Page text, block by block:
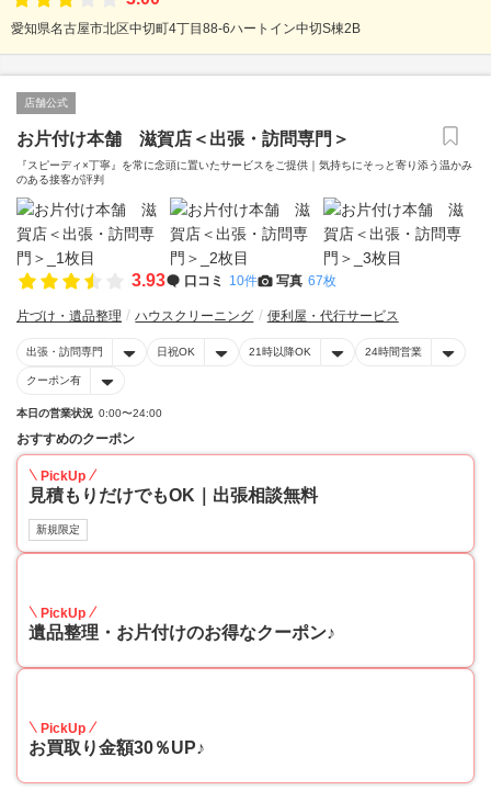
愛知県名古屋市北区中切町4丁目88-6ハートイン中切S棟2B
店舗公式
お片付け本舗 滋賀店＜出張・訪問専門＞
『スピーディ×丁寧』を常に念頭に置いたサービスをご提供｜気持ちにそっと寄り添う温かみ
のある接客が評判
3.93 口コミ 10件 写真 67枚
片づけ・遺品整理 ハウスクリーニング 便利屋・代行サービス
出張・訪問専門 日祝OK 21時以降OK 24時間営業
クーポン有
本日の営業状況 0:00〜24:00
おすすめのクーポン
PickUp
見積もりだけでもOK｜出張相談無料
新規限定
PickUp
遺品整理・お片付けのお得なクーポン♪
PickUp
お買取り金額30％UP♪